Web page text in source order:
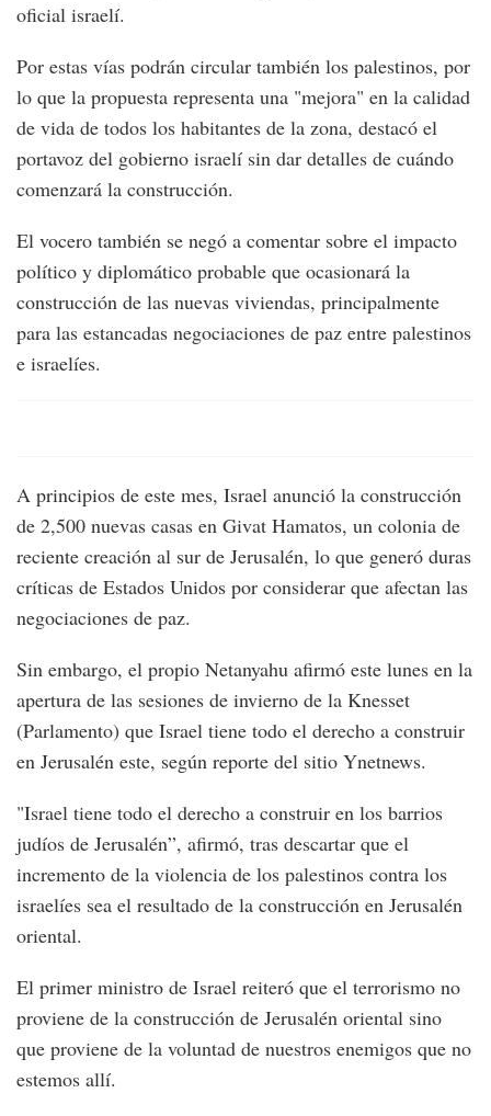
oficial israelí.
Por estas vías podrán circular también los palestinos, por
lo que la propuesta representa una "mejora" en la calidad
de vida de todos los habitantes de la zona, destacó el
portavoz del gobierno israelí sin dar detalles de cuándo
comenzará la construcción.
El vocero también se negó a comentar sobre el impacto
político y diplomático probable que ocasionará la
construcción de las nuevas viviendas, principalmente
para las estancadas negociaciones de paz entre palestinos
e israelíes.
A principios de este mes, Israel anunció la construcción
de 2,500 nuevas casas en Givat Hamatos, un colonia de
reciente creación al sur de Jerusalén, lo que generó duras
críticas de Estados Unidos por considerar que afectan las
negociaciones de paz.
Sin embargo, el propio Netanyahu afirmó este lunes en la
apertura de las sesiones de invierno de la Knesset
(Parlamento) que Israel tiene todo el derecho a construir
en Jerusalén este, según reporte del sitio Ynetnews.
"Israel tiene todo el derecho a construir en los barrios
judíos de Jerusalén”, afirmó, tras descartar que el
incremento de la violencia de los palestinos contra los
israelíes sea el resultado de la construcción en Jerusalén
oriental.
El primer ministro de Israel reiteró que el terrorismo no
proviene de la construcción de Jerusalén oriental sino
que proviene de la voluntad de nuestros enemigos que no
estemos allí.